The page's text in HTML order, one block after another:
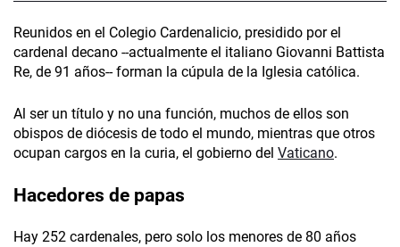
Reunidos en el Colegio Cardenalicio, presidido por el
cardenal decano --actualmente el italiano Giovanni Battista
Re, de 91 años-- forman la cúpula de la Iglesia católica.
Al ser un título y no una función, muchos de ellos son
obispos de diócesis de todo el mundo, mientras que otros
ocupan cargos en la curia, el gobierno del Vaticano.
Hacedores de papas
Hay 252 cardenales, pero solo los menores de 80 años